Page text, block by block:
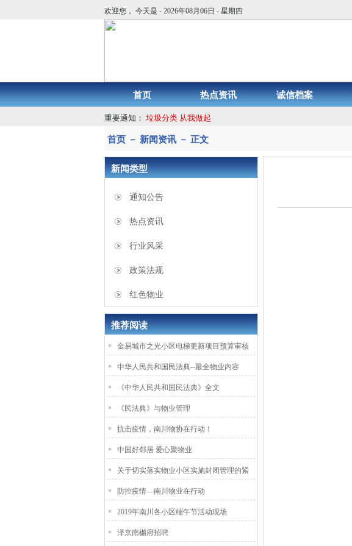
欢迎您， 今天是 - 2026年08月06日 - 星期四
首页 热点资讯 诚信档案
重要通知： 垃圾分类 从我做起
首页 － 新闻资讯 － 正文
新闻类型
通知公告
热点资讯
行业风采
政策法规
红色物业
推荐阅读
金易城市之光小区电梯更新项目预算审核
中华人民共和国民法典--最全物业内容
《中华人民共和国民法典》全文
《民法典》与物业管理
抗击疫情，南川物协在行动！
中国好邻居 爱心聚物业
关于切实落实物业小区实施封闭管理的紧
防控疫情—南川物业在行动
2019年南川各小区端午节活动现场
泽京南樾府招聘